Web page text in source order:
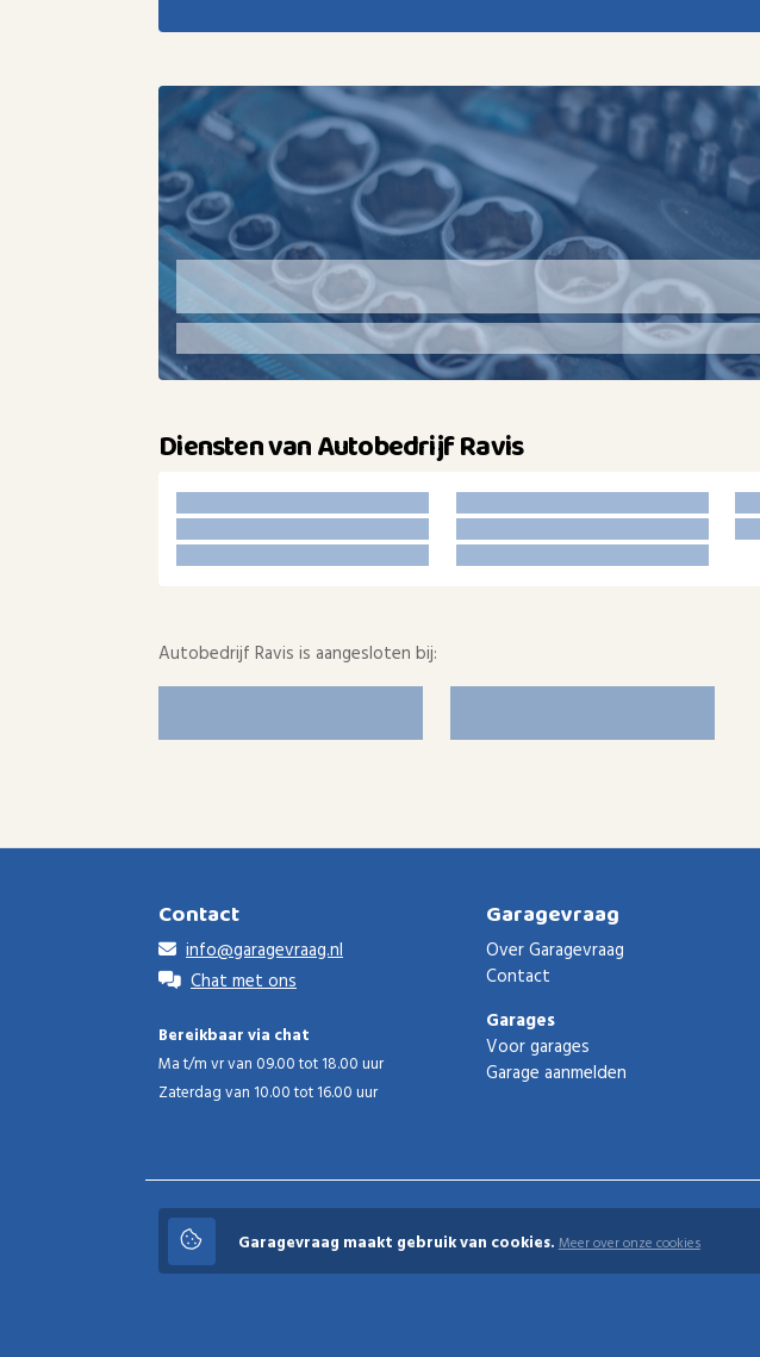
Diensten van Autobedrijf Ravis
Autobedrijf Ravis is aangesloten bij:
Contact
info@garagevraag.nl
Chat met ons
Bereikbaar via chat
Ma t/m vr van 09.00 tot 18.00 uur
Zaterdag van 10.00 tot 16.00 uur
Garagevraag
Over Garagevraag
Contact
Garages
Voor garages
Garage aanmelden
Garagevraag
© 2026 Garagevraag - V1.3.5 - Alle rechten voorbehouden
Garagevraag maakt gebruik van cookies.Meer over onze cookies